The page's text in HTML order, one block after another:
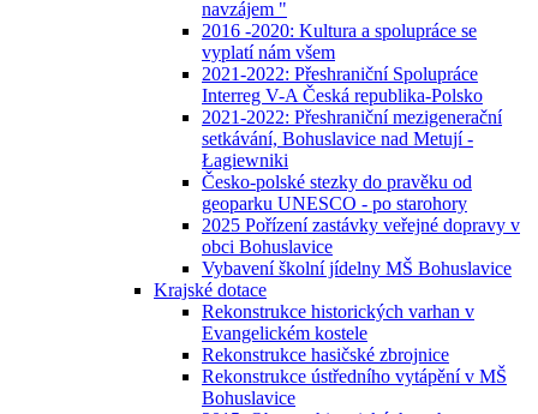
navzájem "
2016 -2020: Kultura a spolupráce se
vyplatí nám všem
2021-2022: Přeshraniční Spolupráce
Interreg V-A Česká republika-Polsko
2021-2022: Přeshraniční mezigenerační
setkávání, Bohuslavice nad Metují -
Łagiewniki
Česko-polské stezky do pravěku od
geoparku UNESCO - po starohory
2025 Pořízení zastávky veřejné dopravy v
obci Bohuslavice
Vybavení školní jídelny MŠ Bohuslavice
Krajské dotace
Rekonstrukce historických varhan v
Evangelickém kostele
Rekonstrukce hasičské zbrojnice
Rekonstrukce ústředního vytápění v MŠ
Bohuslavice